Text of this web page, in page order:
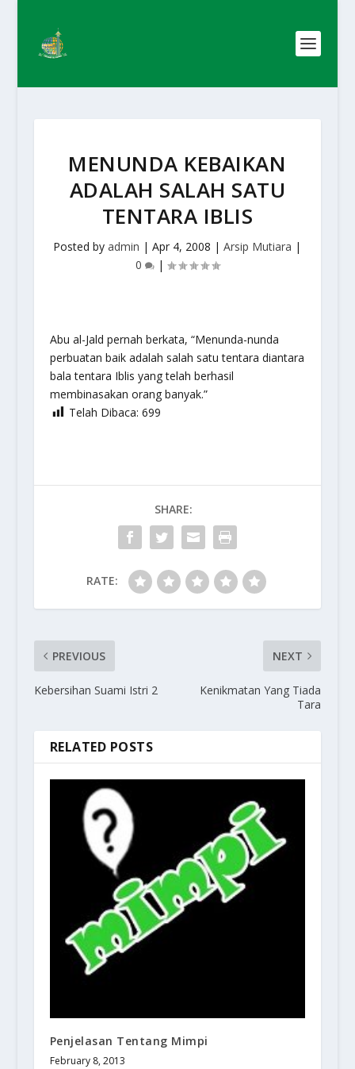
MENUNDA KEBAIKAN
ADALAH SALAH SATU
TENTARA IBLIS
Posted byadmin |Apr 4, 2008 |Arsip Mutiara |
0
|
Abu al-Jald pernah berkata, “Menunda-nunda
perbuatan baik adalah salah satu tentara diantara
bala tentara Iblis yang telah berhasil
membinasakan orang banyak.”
Telah Dibaca: 699
SHARE:
RATE:
PREVIOUS
Kebersihan Suami Istri 2
NEXT
Kenikmatan Yang Tiada
Tara
RELATED POSTS
Penjelasan Tentang Mimpi
February 8, 2013